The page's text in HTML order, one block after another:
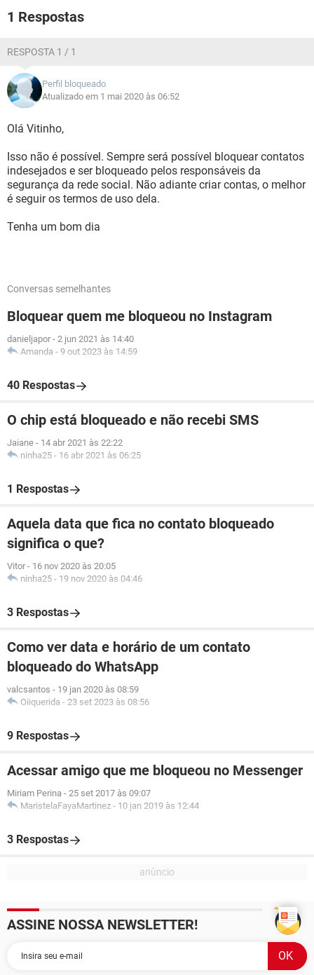
1 Respostas
RESPOSTA 1 / 1
Perfil bloqueado
Atualizado em 1 mai 2020 às 06:52
Olá Vitinho,
Isso não é possível. Sempre será possível bloquear contatos
indesejados e ser bloqueado pelos responsáveis da
segurança da rede social. Não adiante criar contas, o melhor
é seguir os termos de uso dela.
Tenha um bom dia
Conversas semelhantes
Bloquear quem me bloqueou no Instagram
danieljapor - 2 jun 2021 às 14:40
Amanda - 9 out 2023 às 14:59
40 Respostas
O chip está bloqueado e não recebi SMS
Jaiane - 14 abr 2021 às 22:22
ninha25 - 16 abr 2021 às 06:25
1 Respostas
Aquela data que fica no contato bloqueado
significa o que?
Vitor - 16 nov 2020 às 20:05
ninha25 - 19 nov 2020 às 04:46
3 Respostas
Como ver data e horário de um contato
bloqueado do WhatsApp
valcsantos - 19 jan 2020 às 08:59
Oiiquerida - 23 set 2023 às 08:56
9 Respostas
Acessar amigo que me bloqueou no Messenger
Miriam Perina - 25 set 2017 às 09:07
MaristelaFayaMartinez - 10 jan 2019 às 12:44
3 Respostas
ASSINE NOSSA NEWSLETTER!